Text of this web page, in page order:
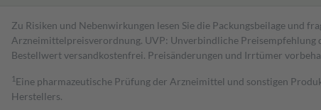
Zu Risiken und Nebenwirkungen lesen Sie die Packungsbeilage und
Arzneimittelpreisverordnung. UVP: Unverbindliche Preisempfehlung
Bestell­wert versand­kosten­frei. Preisänderungen und Irrtümer
1 Eine pharmazeutische Prüfung der Arzneimittel und sonstigen
Herstellers.